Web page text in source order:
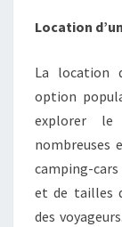
Location
La location
option
explorer le
nombreuses
camping-cars
et de tailles
des